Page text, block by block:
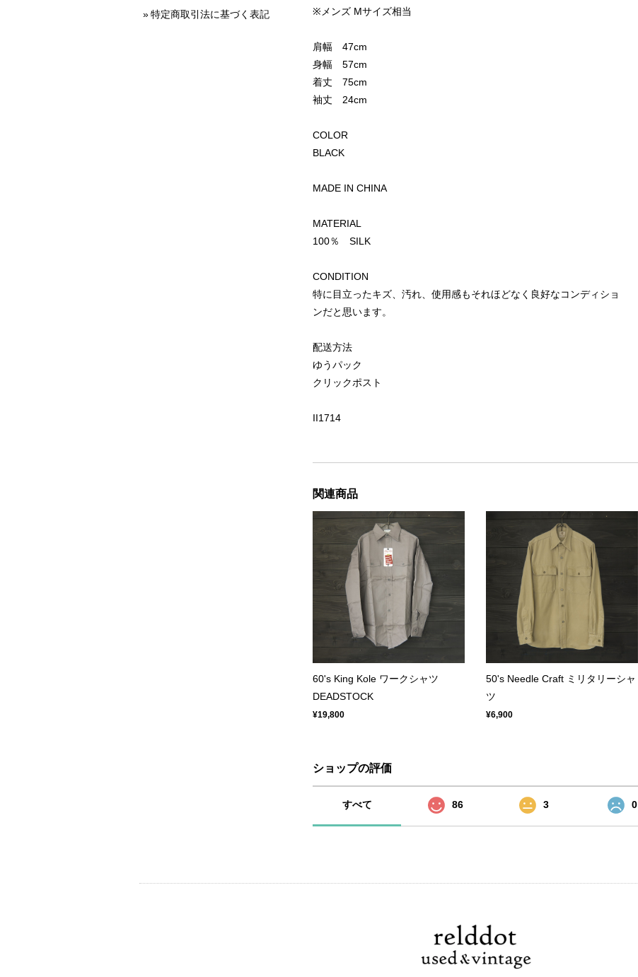
※メンズ Mサイズ相当
肩幅 47cm
身幅 57cm
着丈 75cm
袖丈 24cm
COLOR
BLACK
MADE IN CHINA
MATERIAL
100％ SILK
CONDITION
特に目立ったキズ、汚れ、使用感もそれほどなく良好なコンディショ
ンだと思います。
配送方法
ゆうパック
クリックポスト
II1714
関連商品
60's King Kole ワークシャツ
DEADSTOCK
¥19,800
50's Needle Craft ミリタリーシャ
ツ
¥6,900
ショップの評価
すべて 86 3 0
特定商取引法に基づく表記